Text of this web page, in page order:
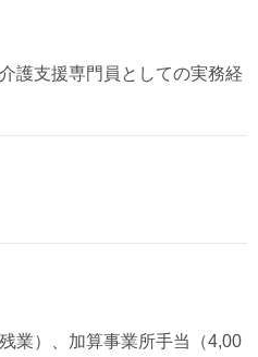
護支援専門員としての実務経
業）、加算事業所手当（4,00